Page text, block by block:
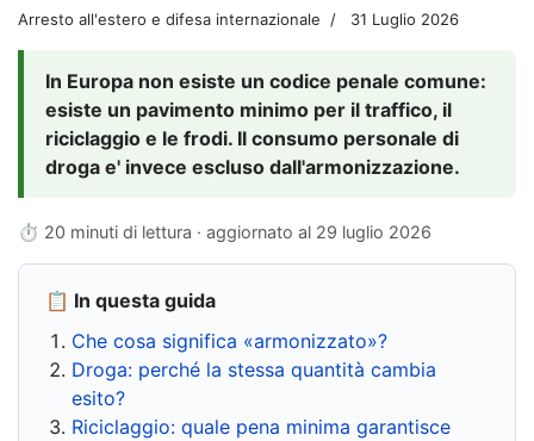
Arresto all'estero e difesa internazionale 31 Luglio 2026
In Europa non esiste un codice penale comune:
esiste un pavimento minimo per il traffico, il
riciclaggio e le frodi. Il consumo personale di
droga e' invece escluso dall'armonizzazione.
⏱ 20 minuti di lettura · aggiornato al 29 luglio 2026
📋 In questa guida
Che cosa significa «armonizzato»?
Droga: perché la stessa quantità cambia
esito?
Riciclaggio: quale pena minima garantisce